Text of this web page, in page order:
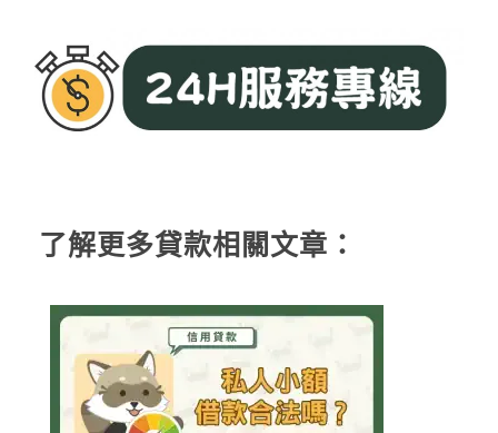
了解更多貸款相關文章：